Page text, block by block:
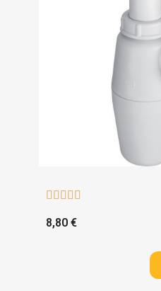
    
8,80 €